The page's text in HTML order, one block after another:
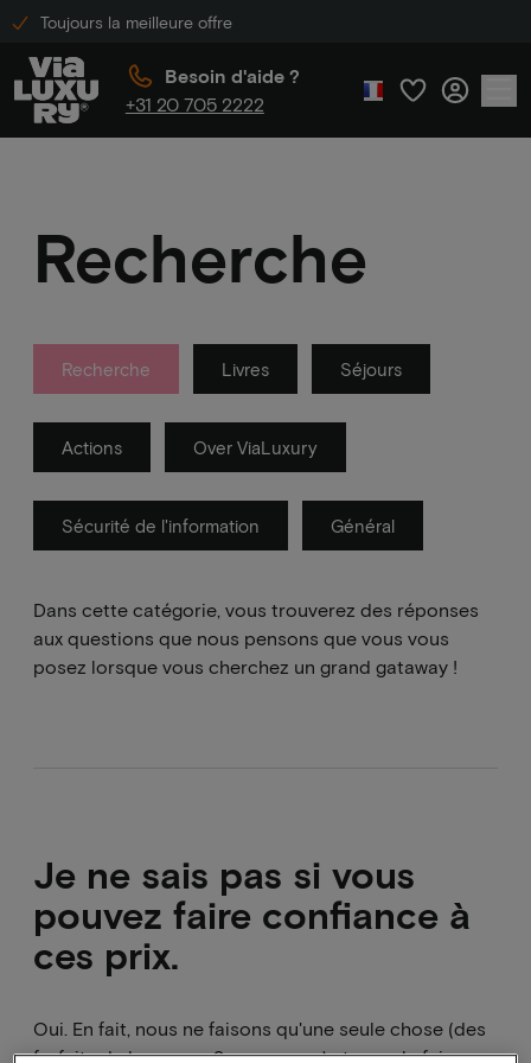
Toujours la meilleure offre
Besoin d'aide ?
+31 20 705 2222
Recherche
Recherche Livres Séjours
Actions Over ViaLuxury
Sécurité de l'information Général
Dans cette catégorie, vous trouverez des réponses
aux questions que nous pensons que vous vous
posez lorsque vous cherchez un grand gataway !
Je ne sais pas si vous
pouvez faire confiance à
ces prix.
Oui. En fait, nous ne faisons qu'une seule chose (des
forfaits de luxe pour 2 personnes) et nous le faisons